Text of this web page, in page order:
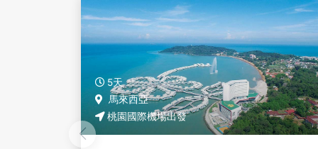
5天
馬來西亞
桃園國際機場出發